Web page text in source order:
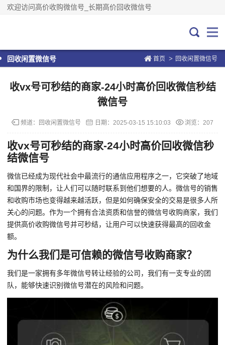
欢迎访问高价收购微信号_长期高价回收微信号
首页 > 回收闲置微信号
回收闲置微信号
收vx号可秒结的商家-24小时高价回收微信秒结
微信号
频道： 回收闲置微信号 日期： 2025-03-15 15:10:03 浏览：207
收vx号可秒结的商家-24小时高价回收微信秒
结微信号
微信已经成为现代社会中最流行的通信应用程序之一，它突破了地域
和国界的限制，让人们可以随时联系到他们想要的人。微信号的销售
和收购市场也变得越来越活跃，但是如何确保安全的交易是很多人所
关心的问题。作为一个拥有合法资质和信誉的微信号收购商家，我们
提供高价收购微信号并可秒结，让用户可以快速获得最高的回收金
额。
为什么我们是可信赖的微信号收购商家？
我们是一家拥有多年微信号转让经验的公司，我们有一支专业的团
队，能够快速识别微信号潜在的风险和问题。